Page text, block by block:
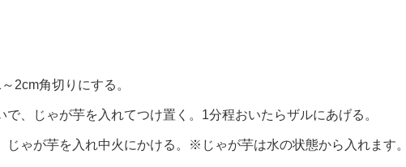
2cm角切りにする。
、じゃが芋を入れてつけ置く。1分程おいたらザルにあげる。
ゃが芋を入れ中火にかける。※じゃが芋は水の状態から入れます。